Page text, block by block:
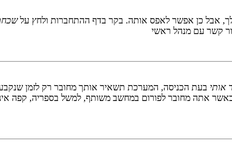
אבל כן אפשר לאפס אותה. בקר בדף ההתחברות ולחץ על
קשר עם מנהל ראשי
אותי בעת הכניסה, המערכת תשאיר אותך מחובר רק לזמן
אתה מחובר לפורום במחשב משותף, למשל בספריה, קפה